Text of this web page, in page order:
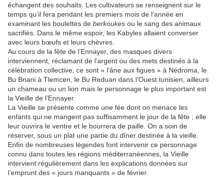
échangent des souhaits. Les cultivateurs se renseignent sur le
temps qu’il fera pendant les premiers mois de l’année en
examinant les boulettes de berkoukes ou le sang des animaux
sacrifiés. Dans le même espoir, les Kabyles allaient converser
avec leurs bœufs et leurs chèvres.
Au cours de la fête de l’Ennayer, des masques divers
interviennent, réclamant de l’argent ou des mets destinés à la
célébration collective, ce sont « l’âne aux figues » à Nédroma, le
Bu Bnani à Tlemcen, le Bu Reduan dans l’Ouest tunisien, ailleurs
un chameau ou un lion mais le personnage le plus important est
la Vieille de l’Ennayer.
La Vieille se présente comme une fée dont on menace les
enfants qui ne mangent pas suffisamment le jour de la fête ; elle
leur ouvrira le ventre et le bourrera de paille. On a soin de
réserver, sous un plat une partie du dîner destinée à la vieille.
Enfin de nombreuses légendes font intervenir ce personnage
connu dans toutes les régions méditerranéennes, la Vieille
intervient régulièrement dans les explications données sur
l’emprunt des « jours manquants » de février.